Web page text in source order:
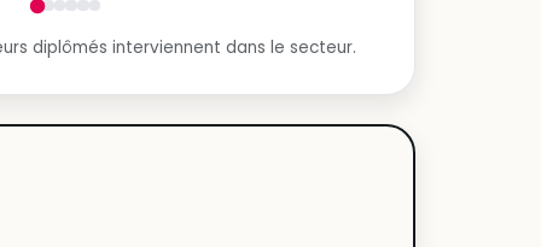
diplômés interviennent dans le secteur.